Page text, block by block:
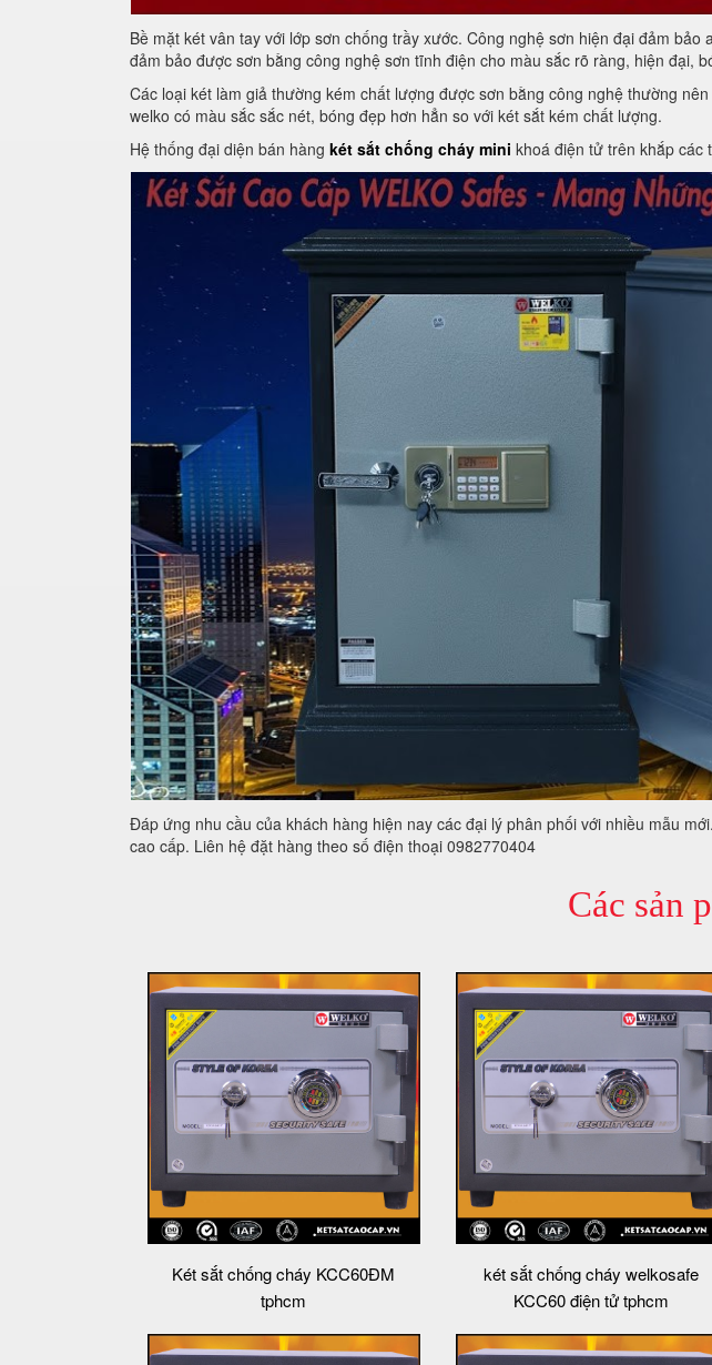
Bề mặt két vân tay với lớp sơn chống trầy xước. Công nghệ sơn hiện đại đảm bảo
đảm bảo được sơn bằng công nghệ sơn tĩnh điện cho màu sắc rõ ràng, hiện đại,
Các loại két làm giả thường kém chất lượng được sơn bằng công nghệ thường
welko có màu sắc sắc nét, bóng đẹp hơn hẳn so với két sắt kém chất lượng.
Hệ thống đại diện bán hàng két sắt chống cháy mini khoá điện tử trên khắp các
Đáp ứng nhu cầu của khách hàng hiện nay các đại lý phân phối với nhiều mẫu
cao cấp. Liên hệ đặt hàng theo số điện thoại 0982770404
Các sản
Két sắt chống cháy KCC60ĐM
tphcm
két sắt chống cháy welkosafe
KCC60 điện tử tphcm